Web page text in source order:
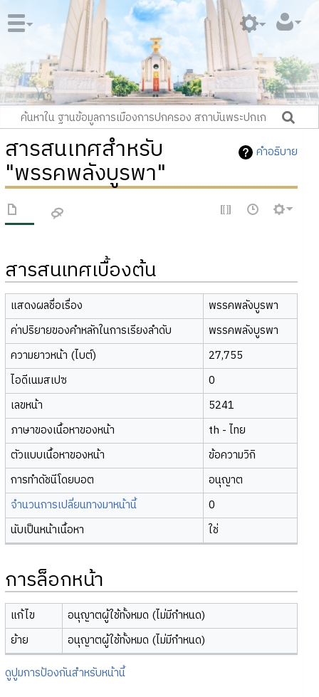
คำอธิบาย
สารสนเทศสำหรับ
"พรรคพลังบูรพา"
สารสนเทศเบื้องต้น
แสดงผลชื่อเรื่อง
พรรคพลังบูรพา
ค่าปริยายของคำหลักในการเรียงลำดับ
พรรคพลังบูรพา
ความยาวหน้า (ไบต์)
27,755
ไอดีเนมสเปซ
0
เลขหน้า
5241
ภาษาของเนื้อหาของหน้า
th - ไทย
ตัวแบบเนื้อหาของหน้า
ข้อความวิกิ
การทำดัชนีโดยบอต
อนุญาต
จำนวนการเปลี่ยนทางมาหน้านี้
0
นับเป็นหน้าเนื้อหา
ใช่
การล็อกหน้า
แก้ไข
อนุญาตผู้ใช้ทั้งหมด (ไม่มีกำหนด)
ย้าย
อนุญาตผู้ใช้ทั้งหมด (ไม่มีกำหนด)
ดูปูมการป้องกันสำหรับหน้านี้